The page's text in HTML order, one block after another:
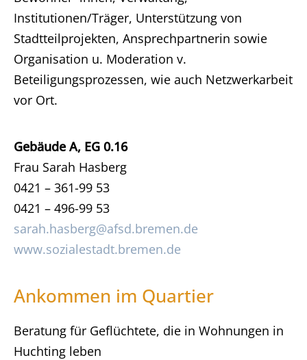
Institutionen/Träger, Unterstützung von
Stadtteilprojekten, Ansprechpartnerin sowie
Organisation u. Moderation v.
Beteiligungsprozessen, wie auch Netzwerkarbeit
vor Ort.
Gebäude A, EG 0.16
Frau Sarah Hasberg
0421 – 361-99 53
0421 – 496-99 53
sarah.hasberg@afsd.bremen.de
www.sozialestadt.bremen.de
Ankommen im Quartier
Beratung für Geflüchtete, die in Wohnungen in
Huchting leben